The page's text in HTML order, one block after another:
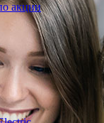
акции